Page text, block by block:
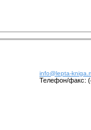
info@lepta-
Телефон/факс: